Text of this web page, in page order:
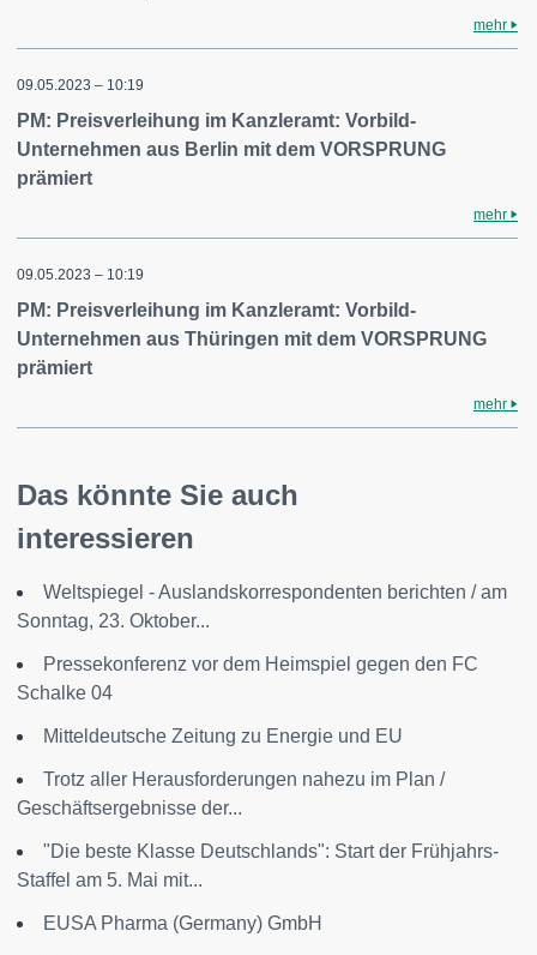
mehr
09.05.2023 – 10:19
PM: Preisverleihung im Kanzleramt: Vorbild-
Unternehmen aus Berlin mit dem VORSPRUNG
prämiert
mehr
09.05.2023 – 10:19
PM: Preisverleihung im Kanzleramt: Vorbild-
Unternehmen aus Thüringen mit dem VORSPRUNG
prämiert
mehr
Das könnte Sie auch
interessieren
Weltspiegel - Auslandskorrespondenten berichten / am
Sonntag, 23. Oktober...
Pressekonferenz vor dem Heimspiel gegen den FC
Schalke 04
Mitteldeutsche Zeitung zu Energie und EU
Trotz aller Herausforderungen nahezu im Plan /
Geschäftsergebnisse der...
"Die beste Klasse Deutschlands": Start der Frühjahrs-
Staffel am 5. Mai mit...
EUSA Pharma (Germany) GmbH